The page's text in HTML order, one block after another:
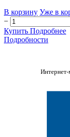
В корзину Уже в
−
Купить Подробнее
Подробности
Интернет-